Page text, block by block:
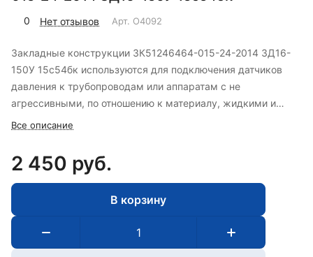
0 Нет отзывов Арт. O4092
Закладные конструкции ЗК51246464-015-24-2014 ЗД16-
150У 15с54бк используются для подключения датчиков
давления к трубопроводам или аппаратам с не
агрессивными, по отношению к материалу, жидкими и
газообразными средами.
Все описание
2 450 руб.
В корзину